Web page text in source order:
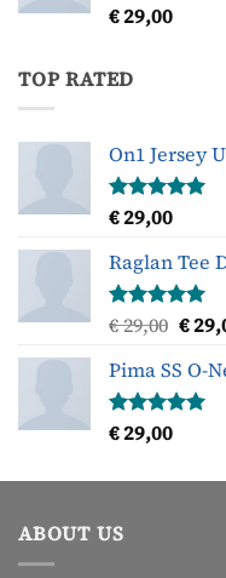
Gewaardeerd
uit
€29,00
TOP RATED
On1 Jersey
Gewaardeerd
uit 5
€29,00
Raglan Tee
Gewaardeerd
uit 5
€29,00
was:
€
€
Pima SS O-
Gewaardeerd
uit 5
€29,00
ABOUT US